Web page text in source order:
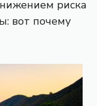
риска
вот почему